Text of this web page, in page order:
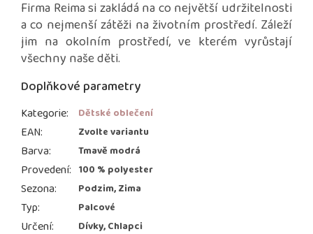
Firma Reima si zakládá na co největší udržitelnosti
a co nejmenší zátěži na životním prostředí. Záleží
jim na okolním prostředí, ve kterém vyrůstají
všechny naše děti.
Doplňkové parametry
Kategorie: Dětské oblečení
EAN: Zvolte variantu
Barva: Tmavě modrá
Provedení: 100 % polyester
Sezona: Podzim, Zima
Typ: Palcové
Určení: Dívky, Chlapci